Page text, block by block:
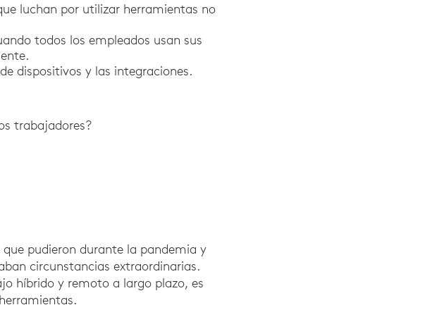
luchan por utilizar herramientas no
todos los empleados usan sus
dispositivos y las integraciones.
trabajadores?
pudieron durante la pandemia y
circunstancias extraordinarias.
híbrido y remoto a largo plazo, es